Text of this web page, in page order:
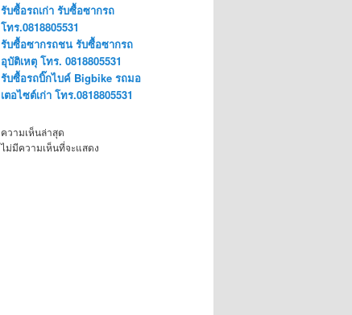
รับซื้อรถเก่า รับซื้อซากรถ
โทร.0818805531
รับซื้อซากรถชน รับซื้อซากรถ
อุบัติเหตุ โทร. 0818805531
รับซื้อรถบิ๊กไบค์ Bigbike รถมอ
เตอไซต์เก่า โทร.0818805531
ความเห็นล่าสุด
ไม่มีความเห็นที่จะแสดง